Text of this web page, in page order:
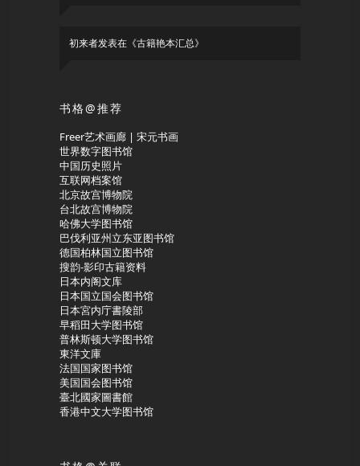
初来者发表在《古籍艳本汇总》
书格@推荐
Freer艺术画廊 | 宋元书画
世界数字图书馆
中国历史照片
互联网档案馆
北京故宫博物院
台北故宫博物院
哈佛大学图书馆
巴伐利亚州立东亚图书馆
德国柏林国立图书馆
搜韵-影印古籍资料
日本内阁文库
日本国立国会图书馆
日本宮内庁書陵部
早稻田大学图书馆
普林斯顿大学图书馆
東洋文庫
法国国家图书馆
美国国会图书馆
臺北國家圖書館
香港中文大学图书馆